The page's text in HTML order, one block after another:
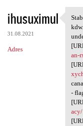
ihusuximul
31.08.2021
Adres
an-
-
acy/